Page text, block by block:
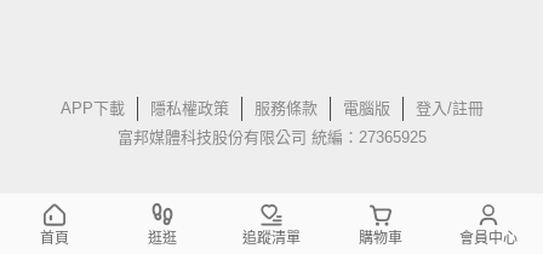
APP下載 隱私權政策 服務條款 電腦版
登入/註冊
富邦媒體科技股份有限公司 統編：27365925
首頁 逛逛 追蹤清單 購物車 會員中心